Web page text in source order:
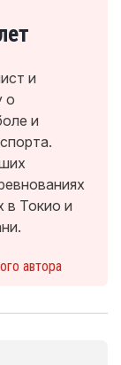
и
о
и
в Токио и
автора